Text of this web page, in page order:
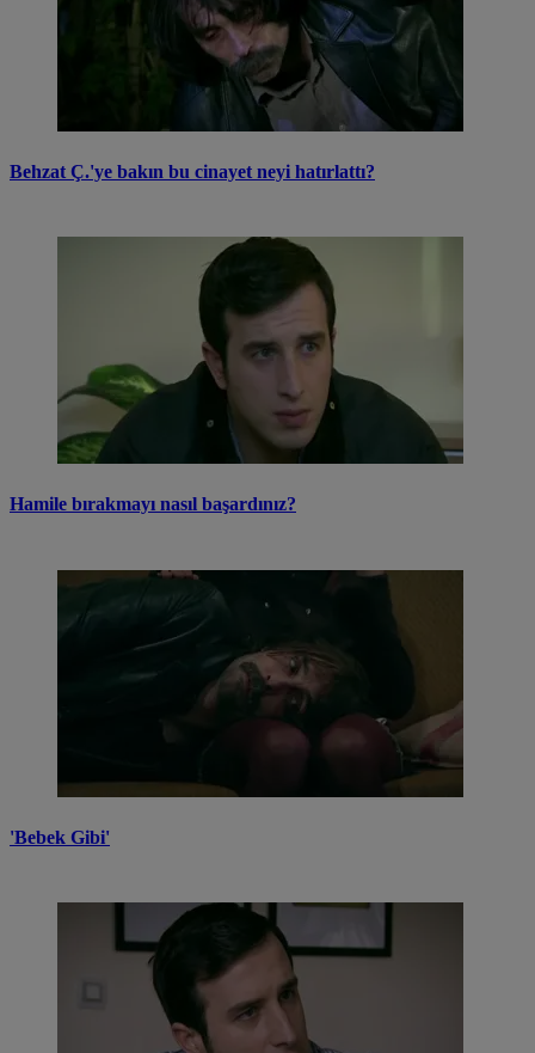
Behzat Ç.'ye bakın bu cinayet neyi hatırlattı?
Hamile bırakmayı nasıl başardınız?
'Bebek Gibi'